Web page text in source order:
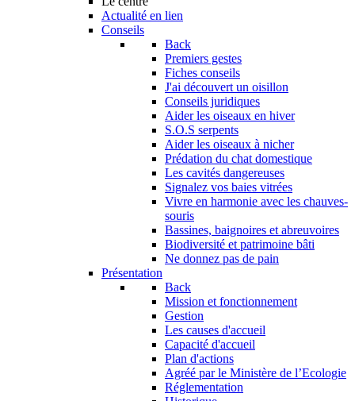
Actualité en lien
Conseils
Back
Premiers gestes
Fiches conseils
J'ai découvert un oisillon
Conseils juridiques
Aider les oiseaux en hiver
S.O.S serpents
Aider les oiseaux à nicher
Prédation du chat domestique
Les cavités dangereuses
Signalez vos baies vitrées
Vivre en harmonie avec les chauves-
souris
Bassines, baignoires et abreuvoires
Biodiversité et patrimoine bâti
Ne donnez pas de pain
Présentation
Back
Mission et fonctionnement
Gestion
Les causes d'accueil
Capacité d'accueil
Plan d'actions
Agréé par le Ministère de l’Ecologie
Réglementation